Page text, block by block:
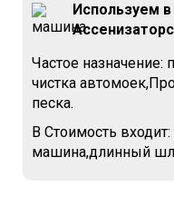
Используем
Частое назначение:
чистка
песка.
В Стоимость
машина,длинный